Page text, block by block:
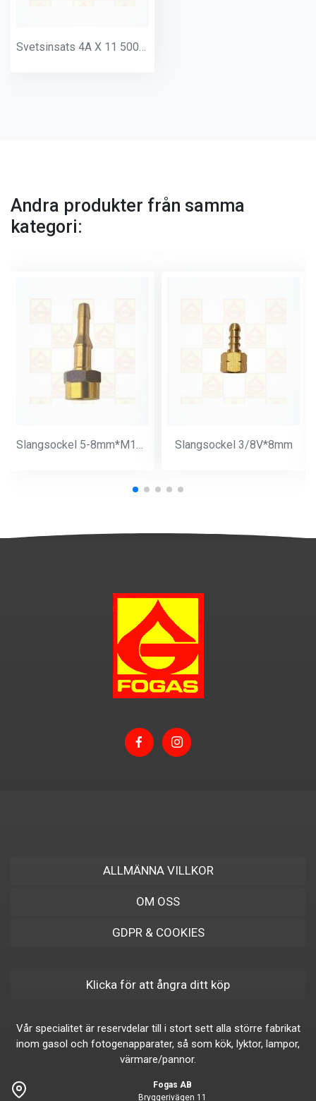
Svetsinsats 4A X 11 500L 4.0-6.0
Andra produkter från samma
kategori:
Slangsockel 5-8mm*M14*1 Slangsockel 3/8V*8mm
ALLMÄNNA VILLKOR
OM OSS
GDPR & COOKIES
Klicka för att ångra ditt köp
Vår specialitet är reservdelar till i stort sett alla större fabrikat
inom gasol och fotogenapparater, så som kök, lyktor, lampor,
värmare/pannor.
Fogas AB
Bryggerivägen 11